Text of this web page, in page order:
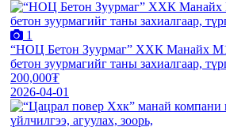
1
“НОЦ Бетон Зуурмаг” ХХК Манайх
бетон зуурмагийг таны захиалгаар,
200,000₮
2026-04-01